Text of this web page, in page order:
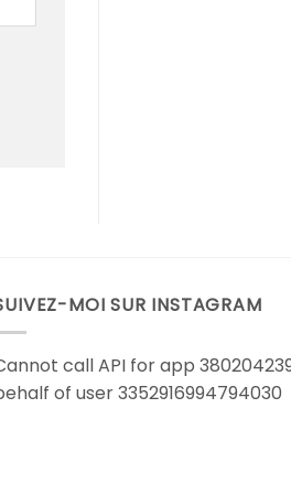
MOI SUR INSTAGRAM
call API for app
of user 3352916994794030